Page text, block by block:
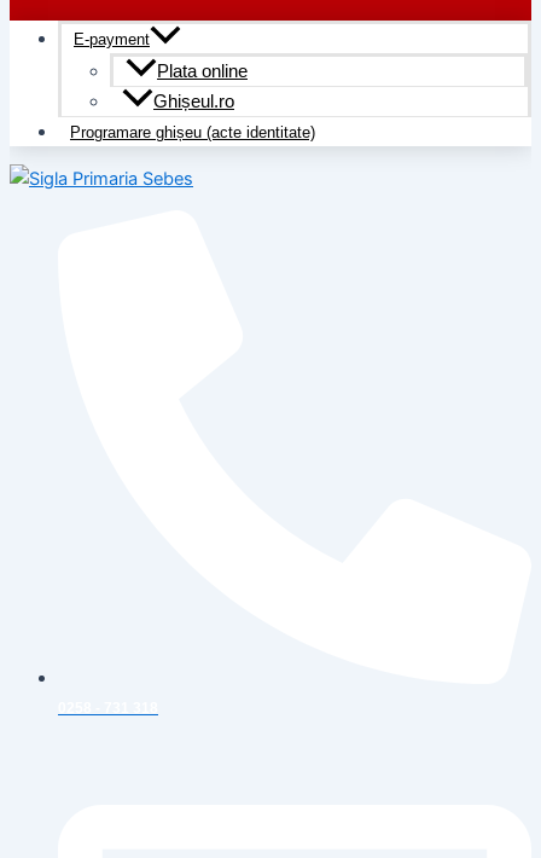
E-payment
Plata online
Ghișeul.ro
Programare ghișeu (acte identitate)